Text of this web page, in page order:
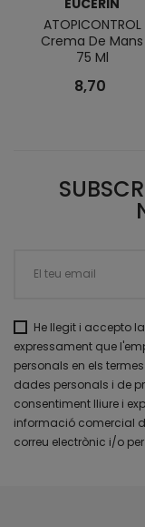
ATOPICONTROL
Crema De Mans
75 Ml
8,70
He llegit i accepto la
expressament que
personals en els
dades personals i de
consentiment lliure i
informació comercial
correu electrònic i/o